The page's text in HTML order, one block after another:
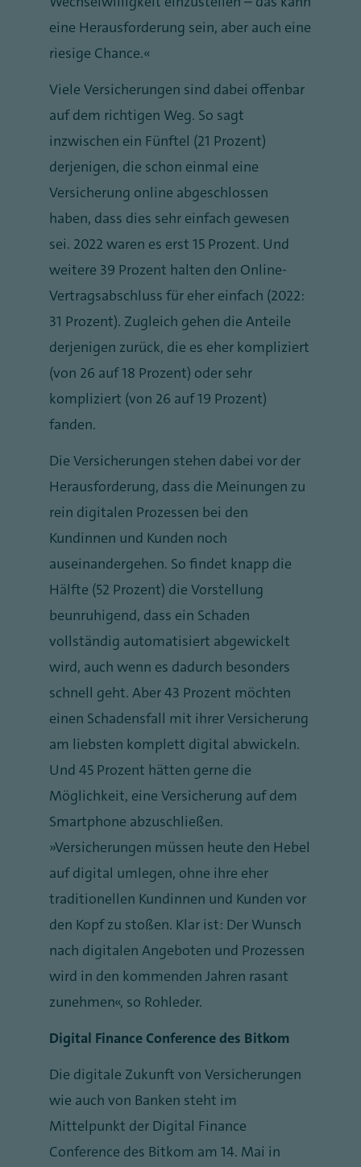
eine Herausforderung sein, aber auch eine
riesige Chance.“
Viele Versicherungen sind dabei offenbar
auf dem richtigen Weg. So sagt
inzwischen ein Fünftel (21 Prozent)
derjenigen, die schon einmal eine
Versicherung online abgeschlossen
haben, dass dies sehr einfach gewesen
sei. 2022 waren es erst 15 Prozent. Und
weitere 39 Prozent halten den Online-
Vertragsabschluss für eher einfach (2022:
31 Prozent). Zugleich gehen die Anteile
derjenigen zurück, die es eher kompliziert
(von 26 auf 18 Prozent) oder sehr
kompliziert (von 26 auf 19 Prozent)
fanden.
Die Versicherungen stehen dabei vor der
Herausforderung, dass die Meinungen zu
rein digitalen Prozessen bei den
Kundinnen und Kunden noch
auseinandergehen. So findet knapp die
Hälfte (52 Prozent) die Vorstellung
beunruhigend, dass ein Schaden
vollständig automatisiert abgewickelt
wird, auch wenn es dadurch besonders
schnell geht. Aber 43 Prozent möchten
einen Schadensfall mit ihrer Versicherung
am liebsten komplett digital abwickeln.
Und 45 Prozent hätten gerne die
Möglichkeit, eine Versicherung auf dem
Smartphone abzuschließen.
„Versicherungen müssen heute den Hebel
auf digital umlegen, ohne ihre eher
traditionellen Kundinnen und Kunden vor
den Kopf zu stoßen. Klar ist: Der Wunsch
nach digitalen Angeboten und Prozessen
wird in den kommenden Jahren rasant
zunehmen“, so Rohleder.
Digital Finance Conference des Bitkom
Die digitale Zukunft von Versicherungen
wie auch von Banken steht im
Mittelpunkt der Digital Finance
Conference des Bitkom am 14. Mai in